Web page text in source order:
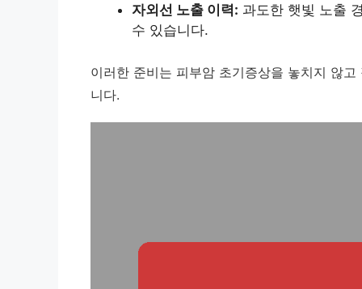
자외선 노출 이력: 과도한 햇빛 노출
수 있습니다.
이러한 준비는 피부암 초기증상을 놓치지 않
니다.